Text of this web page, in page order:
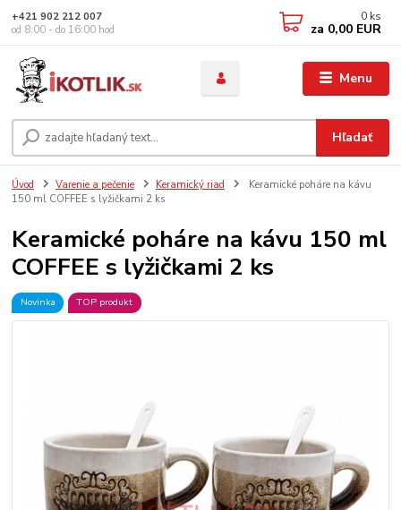
Menu
Hľadať
+421 902 212 007
od 8:00 - do 16:00 hod
0 ks
za 0,00 EUR
Úvod Varenie a pečenie Keramický riad
Keramické poháre na kávu
150 ml COFFEE s lyžičkami 2 ks
Keramické poháre na kávu 150 ml
COFFEE s lyžičkami 2 ks
Novinka TOP produkt